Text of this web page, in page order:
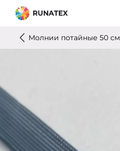
Молнии потайные 50 см